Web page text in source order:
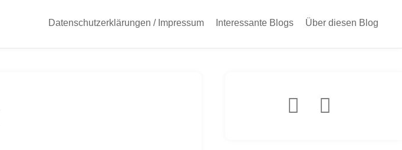
Datenschutzerklärungen / Impressum Interessante Blogs Über diesen Blog